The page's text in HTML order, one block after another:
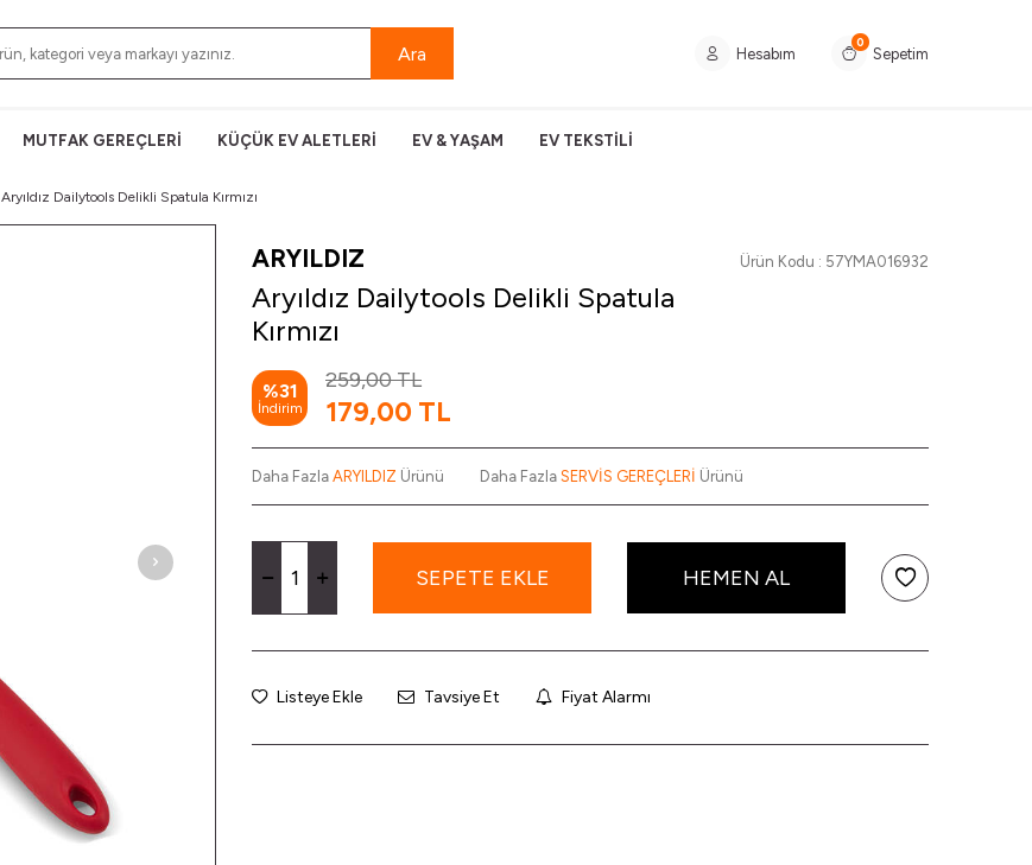
Ara Hesabım
0
Sepetim
MUTFAK GEREÇLERİ KÜÇÜK EV ALETLERİ EV & YAŞAM EV TEKSTİLİ
Aryıldız Dailytools Delikli Spatula Kırmızı
ARYILDIZ Ürün Kodu : 57YMA016932
Aryıldız Dailytools Delikli Spatula
Kırmızı
%31
İndirim
259,00TL
179,00 TL
Daha Fazla ARYILDIZ Ürünü Daha Fazla SERVİS GEREÇLERİ Ürünü
SEPETE EKLE HEMEN AL
Listeye Ekle Tavsiye Et Fiyat Alarmı